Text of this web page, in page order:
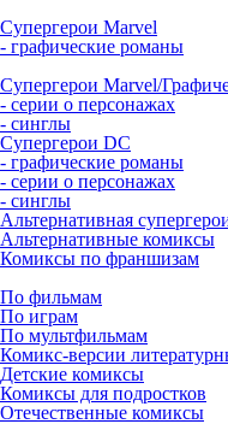
Супергерои Marvel
- графические романы
Супергерои Marvel/
- серии о персонажах
- синглы
Супергерои DC
- графические романы
- серии о персонажах
- синглы
Альтернативная
Альтернативные комиксы
Комиксы по франшизам
По фильмам
По играм
По мультфильмам
Комикс-версии
Детские комиксы
Комиксы для подростков
Отечественные комиксы